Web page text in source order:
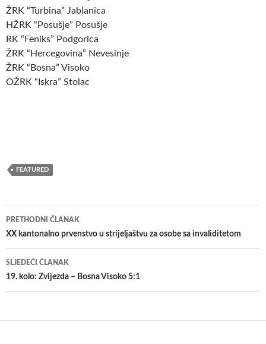
ŽRK “Turbina” Jablanica
HŽRK “Posušje” Posušje
RK “Feniks” Podgorica
ŽRK “Hercegovina” Nevesinje
ŽRK “Bosna” Visoko
OŽRK “Iskra” Stolac
FEATURED
Navigacija
članaka
PRETHODNI ČLANAK
XX kantonalno prvenstvo u strijeljaštvu za osobe sa invaliditetom
SLJEDEĆI ČLANAK
19. kolo: Zvijezda – Bosna Visoko 5:1